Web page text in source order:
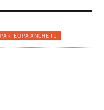
PARTECIPA ANCHE TU